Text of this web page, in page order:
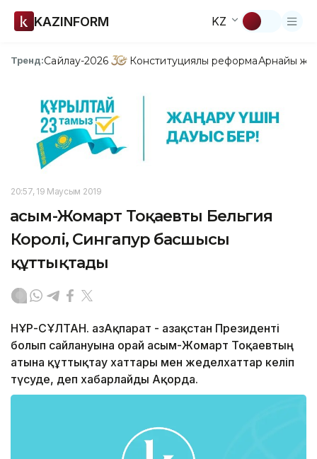
KAZINFORM KZ
Тренд:Сайлау-2026 Конституциялық реформаАрнайы
20:57, 19 Маусым 2019
Қасым-Жомарт Тоқаевты Бельгия
Королі, Сингапур басшысы
құттықтады
НҰР-СҰЛТАН. ҚазАқпарат - Қазақстан Президенті
болып сайлануына орай Қасым-Жомарт Тоқаевтың
атына құттықтау хаттары мен жеделхаттар келіп
түсуде, деп хабарлайды Ақорда.